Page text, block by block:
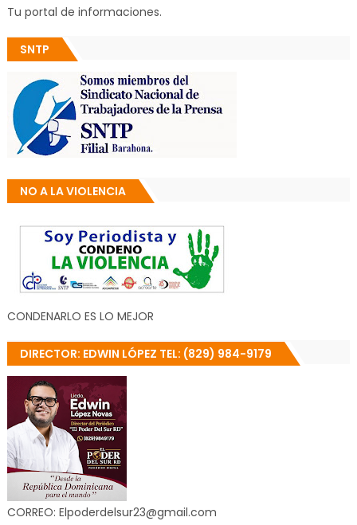
Tu portal de informaciones.
SNTP
NO A LA VIOLENCIA
CONDENARLO ES LO MEJOR
DIRECTOR: EDWIN LÓPEZ TEL: (829) 984-9179
CORREO: Elpoderdelsur23@gmail.com